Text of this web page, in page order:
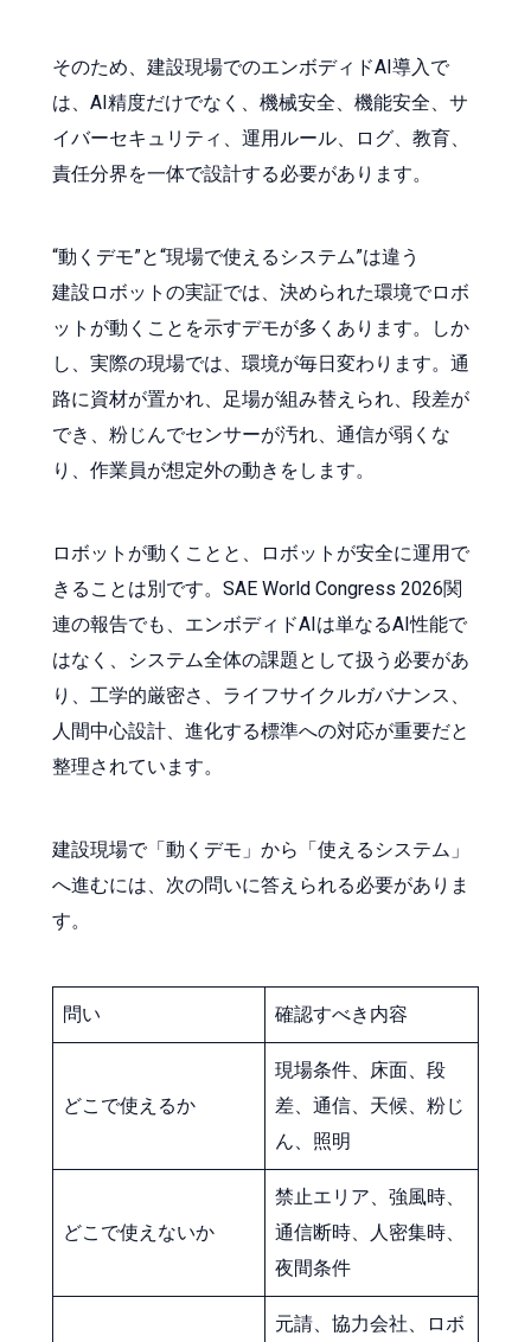
そのため、建設現場でのエンボディドAI導入で
は、AI精度だけでなく、機械安全、機能安全、サ
イバーセキュリティ、運用ルール、ログ、教育、
責任分界を一体で設計する必要があります。
“動くデモ”と“現場で使えるシステム”は違う
建設ロボットの実証では、決められた環境でロボ
ットが動くことを示すデモが多くあります。しか
し、実際の現場では、環境が毎日変わります。通
路に資材が置かれ、足場が組み替えられ、段差が
でき、粉じんでセンサーが汚れ、通信が弱くな
り、作業員が想定外の動きをします。
ロボットが動くことと、ロボットが安全に運用で
きることは別です。SAE World Congress 2026関
連の報告でも、エンボディドAIは単なるAI性能で
はなく、システム全体の課題として扱う必要があ
り、工学的厳密さ、ライフサイクルガバナンス、
人間中心設計、進化する標準への対応が重要だと
整理されています。
建設現場で「動くデモ」から「使えるシステム」
へ進むには、次の問いに答えられる必要がありま
す。
問い 確認すべき内容
どこで使えるか
現場条件、床面、段
差、通信、天候、粉じ
ん、照明
どこで使えないか
禁止エリア、強風時、
通信断時、人密集時、
夜間条件
元請、協力会社、ロボ